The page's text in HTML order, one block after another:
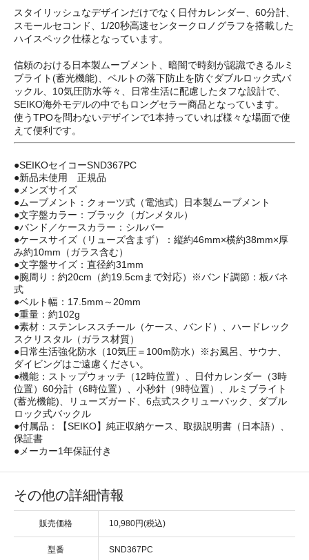
スタイリッシュなデザインだけでなく日付カレンダー、60分計、
スモールセコンド、1/20秒高速センタークロノグラフを搭載した
ハイスペック仕様となっています。
信頼のおける日本製ムーブメント、暗闇で時刻が認識できるルミ
ブライト(蓄光機能)、ベルトの落下防止を防ぐダブルロック式バ
ックル、10気圧防水等々、日常生活に配慮したタフな設計で、
SEIKO海外モデルの中でもロングセラー商品となっています。
使うTPOを問わないデザインで1本持っていれば様々な場面で使
えて便利です。
●SEIKOセイコーSND367PC
●新品未使用 正規品
●メンズサイズ
●ムーブメント：クォーツ式（電池式）日本製ムーブメント
●文字盤カラー：ブラック（ガンメタル）
●バンド／ケースカラー：シルバー
●ケースサイズ（リューズ含まず）：縦約46mm×横約38mm×厚
み約10mm（ガラス含む）
●文字盤サイズ：直径約31mm
●腕周り：約20cm（約19.5cmまで対応）※バンド調節：板バネ
式
●ベルト幅：17.5mm～20mm
●重量：約102g
●素材：ステンレススチール（ケース、バンド）、ハードレック
スクリスタル（ガラス材質）
●日常生活強化防水（10気圧＝100m防水）※お風呂、サウナ、
ダイビングはご遠慮ください。
●機能：ストップウォッチ（12時位置）、日付カレンダー（3時
位置）60分計（6時位置）、小秒針（9時位置）、ルミブライト
(蓄光機能)、リューズガード、6点式スクリューバック、ダブル
ロック式バックル
●付属品：【SEIKO】純正収納ケース、取扱説明書（日本語）、
保証書
●メーカー1年保証付き
その他の詳細情報
販売価格 10,980円(税込)
型番 SND367PC